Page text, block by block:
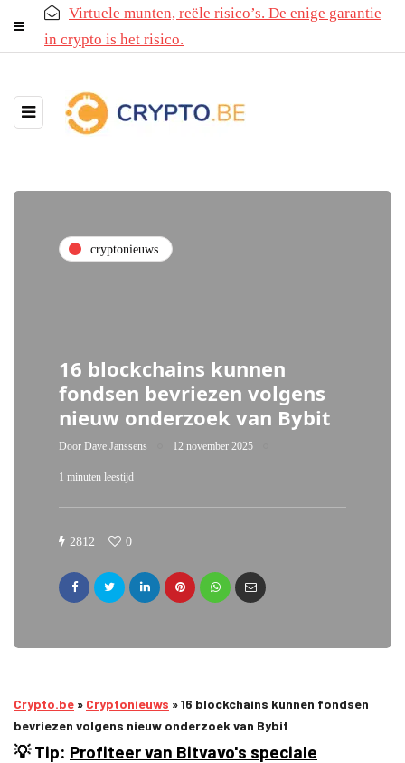
Virtuele munten, reële risico’s. De enige garantie
in crypto is het risico.
cryptonieuws
16 blockchains kunnen
fondsen bevriezen volgens
nieuw onderzoek van Bybit
Door Dave Janssens 12 november 2025
1 minuten leestijd
2812 0
Crypto.be » Cryptonieuws »16 blockchains kunnen fondsen
bevriezen volgens nieuw onderzoek van Bybit
💡 Tip: Profiteer van Bitvavo's speciale